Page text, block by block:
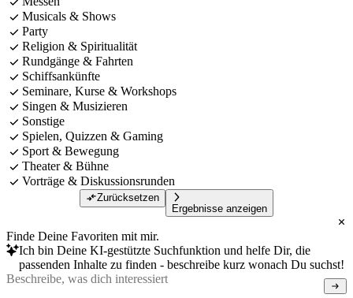
Musicals & Shows
Party
Religion & Spiritualität
Rundgänge & Fahrten
Schiffsankünfte
Seminare, Kurse & Workshops
Singen & Musizieren
Sonstige
Spielen, Quizzen & Gaming
Sport & Bewegung
Theater & Bühne
Vorträge & Diskussionsrunden
Zurücksetzen
Ergebnisse anzeigen
Finde Deine Favoriten mit mir.
Ich bin Deine KI-gestützte Suchfunktion und helfe Dir, die
passenden Inhalte zu finden - beschreibe kurz wonach Du suchst!